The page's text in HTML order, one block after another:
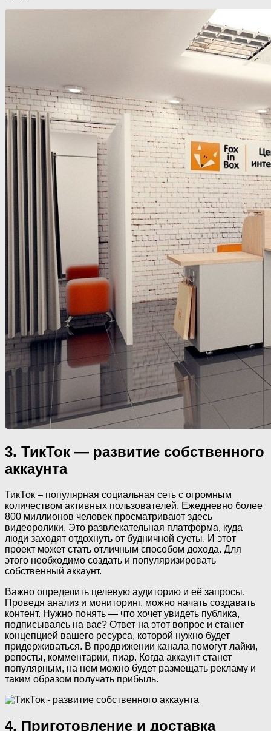
3. ТикТок — развитие собственного
аккаунта
ТикТок – популярная социальная сеть с огромным
количеством активных пользователей. Ежедневно более
800 миллионов человек просматривают здесь
видеоролики. Это развлекательная платформа, куда
люди заходят отдохнуть от будничной суеты. И этот
проект может стать отличным способом дохода. Для
этого необходимо создать и популяризировать
собственный аккаунт.
Важно определить целевую аудиторию и её запросы.
Проведя анализ и мониторинг, можно начать создавать
контент. Нужно понять — что хочет увидеть публика,
подписываясь на вас? Ответ на этот вопрос и станет
концепцией вашего ресурса, которой нужно будет
придерживаться. В продвижении канала помогут лайки,
репосты, комментарии, пиар. Когда аккаунт станет
популярным, на нем можно будет размещать рекламу и
таким образом получать прибыль.
4. Приготовление и доставка